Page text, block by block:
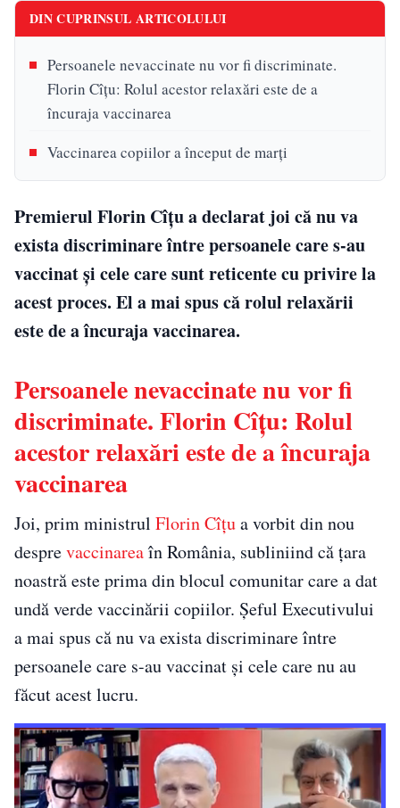
DIN CUPRINSUL ARTICOLULUI
Persoanele nevaccinate nu vor fi discriminate.
Florin Cîțu: Rolul acestor relaxări este de a
încuraja vaccinarea
Vaccinarea copiilor a început de marți
Premierul Florin Cîțu a declarat joi că nu va
exista discriminare între persoanele care s-au
vaccinat și cele care sunt reticente cu privire la
acest proces. El a mai spus că rolul relaxării
este de a încuraja vaccinarea.
Persoanele nevaccinate nu vor fi
discriminate. Florin Cîțu: Rolul
acestor relaxări este de a încuraja
vaccinarea
Joi, prim ministrul Florin Cîțua vorbit din nou
desprevaccinareaîn România, subliniind că țara
noastră este prima din blocul comunitar care a dat
undă verde vaccinării copiilor. Șeful Executivului
a mai spus că nu va exista discriminare între
persoanele care s-au vaccinat și cele care nu au
făcut acest lucru.